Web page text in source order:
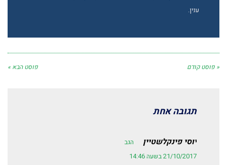
ענין.
« פוסט קודם פוסט הבא »
תגובה אחת
יוסי פינקלשטיין
הגב
21/10/2017 בשעה 14:46